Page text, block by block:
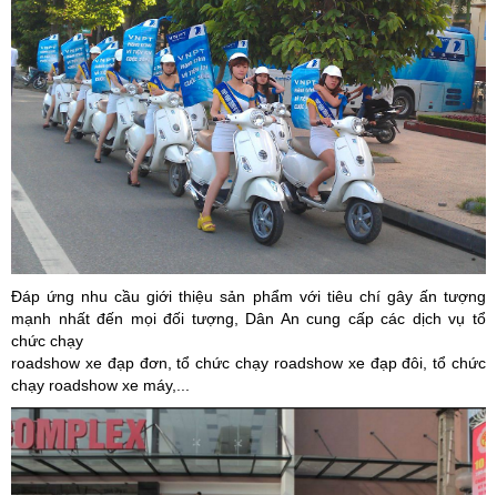
Đáp ứng nhu cầu giới thiệu sản phẩm với tiêu chí gây ấn tượng
mạnh nhất đến mọi đối tượng, Dân An cung cấp các dịch vụ tổ
chức chạy
roadshow xe đạp đơn, tổ chức chạy roadshow xe đạp đôi, tổ chức
chạy roadshow xe máy,...